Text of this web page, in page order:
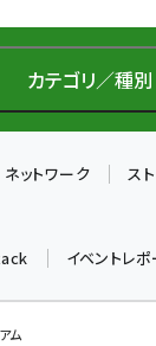
カテゴリ／種別
ネットワーク ス
イベントレポ
ム